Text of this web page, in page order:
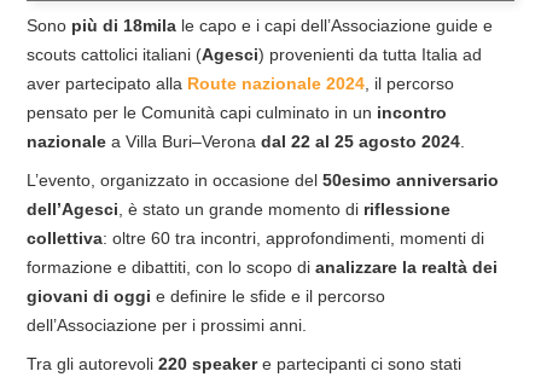
Sono più di 18mila le capo e i capi dell’Associazione guide e
scouts cattolici italiani (Agesci) provenienti da tutta Italia ad
aver partecipato alla Route nazionale 2024, il percorso
pensato per le Comunità capi culminato in un incontro
nazionale a Villa Buri–Verona dal 22 al 25 agosto 2024.
L’evento, organizzato in occasione del 50esimo anniversario
dell’Agesci, è stato un grande momento di riflessione
collettiva: oltre 60 tra incontri, approfondimenti, momenti di
formazione e dibattiti, con lo scopo di analizzare la realtà dei
giovani di oggi e definire le sfide e il percorso
dell’Associazione per i prossimi anni.
Tra gli autorevoli 220 speakere partecipanti ci sono stati